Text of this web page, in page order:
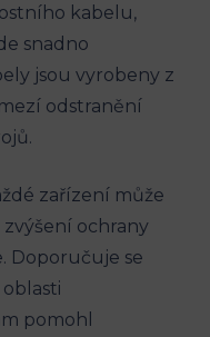
kabelu,
snadno
jsou vyrobeny z
odstranění
zařízení může
ochrany
Doporučuje se
pomohl